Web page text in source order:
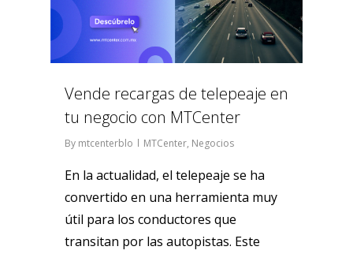
Vende recargas de telepeaje en
tu negocio con MTCenter
By mtcenterblo MTCenter, Negocios
En la actualidad, el telepeaje se ha
convertido en una herramienta muy
útil para los conductores que
transitan por las autopistas. Este